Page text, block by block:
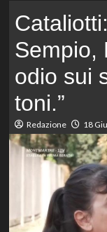
Sempio,
odio sui
toni.”
Redazione 18